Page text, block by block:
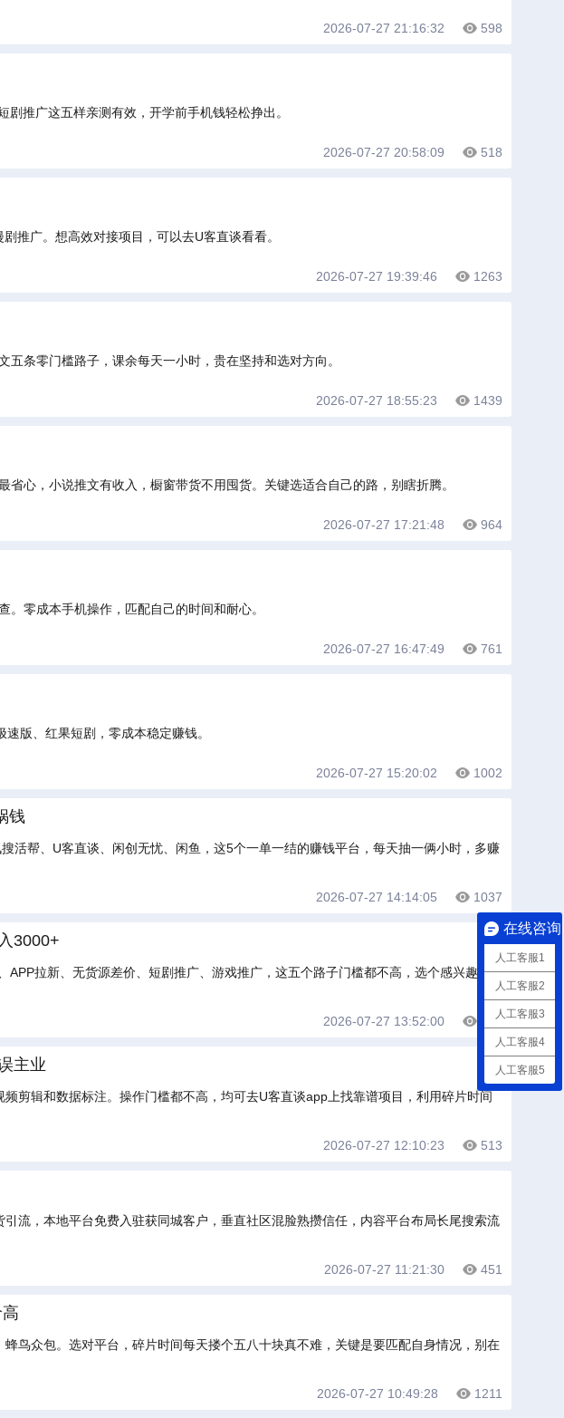
2026-07-27 21:16:32 598
推广这五样亲测有效，开学前手机钱轻松挣出。
2026-07-27 20:58:09 518
推广。想高效对接项目，可以去U客直谈看看。
2026-07-27 19:39:46 1263
条零门槛路子，课余每天一小时，贵在坚持和选对方向。
2026-07-27 18:55:23 1439
心，小说推文有收入，橱窗带货不用囤货。关键选适合自己的路，别瞎折腾。
2026-07-27 17:21:48 964
零成本手机操作，匹配自己的时间和耐心。
2026-07-27 16:47:49 761
版、红果短剧，零成本稳定赚钱。
2026-07-27 15:20:02 1002
钱
活帮、U客直谈、闲创无忧、闲鱼，这5个一单一结的赚钱平台，每天抽一俩小时，多赚
2026-07-27 14:14:05 1037
3000+
拉新、无货源差价、短剧推广、游戏推广，这五个路子门槛都不高，选个感兴趣的
2026-07-27 13:52:00 569
主业
剪辑和数据标注。操作门槛都不高，均可去U客直谈app上找靠谱项目，利用碎片时间
2026-07-27 12:10:23 513
流，本地平台免费入驻获同城客户，垂直社区混脸熟攒信任，内容平台布局长尾搜索流
2026-07-27 11:21:30 451
鸟众包。选对平台，碎片时间每天搂个五八十块真不难，关键是要匹配自身情况，别在
2026-07-27 10:49:28 1211
在线咨询
人工客服1
人工客服2
人工客服3
人工客服4
人工客服5